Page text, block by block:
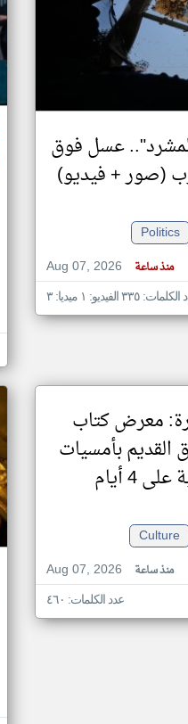
عسل فوق
(صور + فيديو)
Politics
Aug 07, 2026
منذ ساعة
٣٣٥ الفيديو: ١ ميديا: ٣
معرض كتاب
بأمسيات
4 أيام
Culture
Aug 07, 2026
منذ ساعة
عدد الكلمات: ٤٦٠